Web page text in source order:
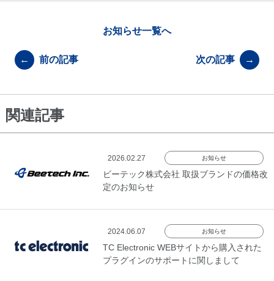
o
o
k
← 前の記事
お知らせ一覧へ
次の記事 →
関連記事
2026.02.27 お知らせ
ビーテック株式会社 取扱ブランドの価格改
定のお知らせ
2024.06.07 お知らせ
TC Electronic WEBサイトから購入された
プラグインのサポートに関しまして